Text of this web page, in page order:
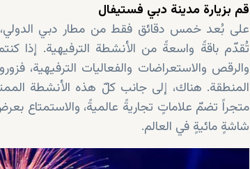
قم بزيارة مدينة دبي فستيفال
على بُعد خمس دقائق فقط من مطار دبي
تُقدّم باقةً واسعةً من الأنشطة الترفيهية. إذا
والرقص والاستعراضات والفعاليات الترفيهية،
متجراً تضمّ علاماتٍ تجاريةً عالميةً،
شاشةٍ مائيةٍ في العالم.